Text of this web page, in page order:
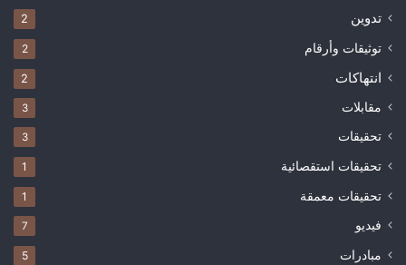
تدوين 2
توثيقات وأرقام 2
انتهاكات 2
مقابلات 3
تحقيقات 3
تحقيقات استقصائية 1
تحقيقات معمقة 1
فيديو 7
مبادرات 5